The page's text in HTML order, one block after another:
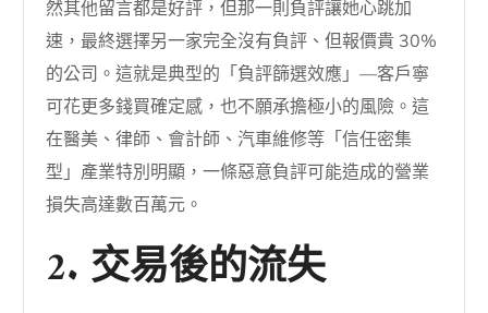
然其他留言都是好評，但那一則負評讓她心跳加
速，最終選擇另一家完全沒有負評、但報價貴 30%
的公司。這就是典型的「負評篩選效應」—客戶寧
可花更多錢買確定感，也不願承擔極小的風險。這
在醫美、律師、會計師、汽車維修等「信任密集
型」產業特別明顯，一條惡意負評可能造成的營業
損失高達數百萬元。
2. 交易後的流失